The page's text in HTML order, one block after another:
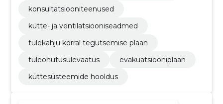
konsultatsiooniteenused
kütte- ja ventilatsiooniseadmed
tulekahju korral tegutsemise plaan
tuleohutusülevaatus
evakuatsiooniplaan
küttesüsteemide hooldus